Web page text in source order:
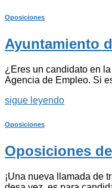
Oposiciones
Ayuntamiento
¿Eres un candidato en
Agencia de Empleo. Si
sigue leyendo
Oposiciones
Oposiciones
¡Una nueva llamada de